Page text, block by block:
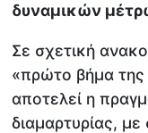
δυναμικών
Σε σχετική
«πρώτο βήμα της
αποτελεί η
διαμαρτυρίας,